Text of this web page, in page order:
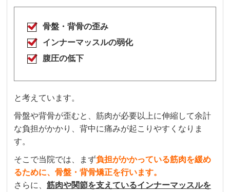
骨盤・背骨の歪み
インナーマッスルの弱化
腹圧の低下
と考えています。
骨盤や背骨が歪むと、筋肉が必要以上に伸縮して余計
な負担がかかり、背中に痛みが起こりやすくなりま
す。
そこで当院では、まず負担がかかっている筋肉を緩め
るために、骨盤・背骨矯正を行います。
さらに、筋肉や関節を支えているインナーマッスルを